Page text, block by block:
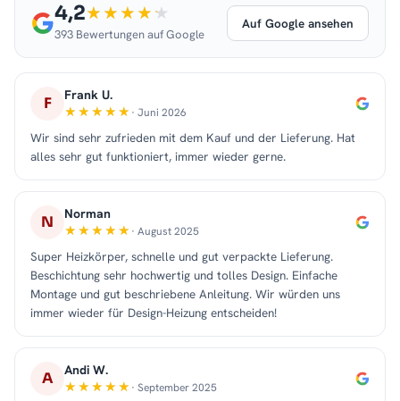
4,2
393 Bewertungen auf Google
Auf Google ansehen
F Frank U.
· Juni 2026
Wir sind sehr zufrieden mit dem Kauf und der Lieferung. Hat
alles sehr gut funktioniert, immer wieder gerne.
N Norman
· August 2025
Super Heizkörper, schnelle und gut verpackte Lieferung.
Beschichtung sehr hochwertig und tolles Design. Einfache
Montage und gut beschriebene Anleitung. Wir würden uns
immer wieder für Design-Heizung entscheiden!
A Andi W.
· September 2025